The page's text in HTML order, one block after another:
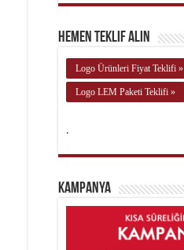
Hemen Teklif Alın
Logo Ürünleri Fiyat Teklifi »
Logo LEM Paketi Teklifi »
.
Kampanya